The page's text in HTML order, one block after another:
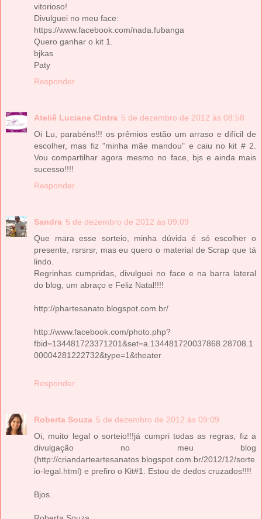
vitorioso!
Divulguei no meu face:
https://www.facebook.com/nada.fubanga
Quero ganhar o kit 1.
bjkas
Paty
Responder
Ateliê Luciane Cintra 5 de dezembro de 2012 às 08:58
Oi Lu, parabéns!!! os prêmios estão um arraso e difícil de
escolher, mas fiz "minha mãe mandou" e caiu no kit # 2.
Vou compartilhar agora mesmo no face, bjs e ainda mais
sucesso!!!!
Responder
Sandra 5 de dezembro de 2012 às 09:09
Que mara esse sorteio, minha dúvida é só escolher o
presente, rsrsrsr, mas eu quero o material de Scrap que tá
lindo.
Regrinhas cumpridas, divulguei no face e na barra lateral
do blog, um abraço e Feliz Natal!!!!
http://phartesanato.blogspot.com.br/
http://www.facebook.com/photo.php?
fbid=134481723371201&set=a.134481720037868.28708.1
00004281222732&type=1&theater
Responder
Roberta Souza 5 de dezembro de 2012 às 09:09
Oi, muito legal o sorteio!!!já cumpri todas as regras, fiz a
divulgação no meu blog
(http://criandarteartesanatos.blogspot.com.br/2012/12/sorte
io-legal.html) e prefiro o Kit#1. Estou de dedos cruzados!!!!
Bjos.